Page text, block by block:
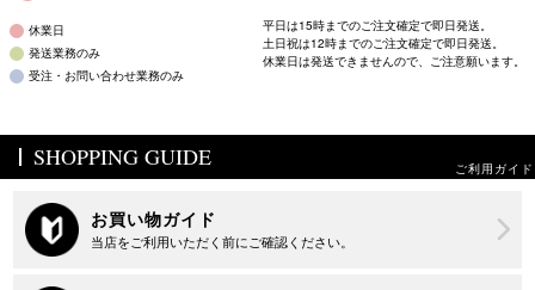
休業日
発送業務のみ
受注・お問い合わせ業務のみ
平日は15時までのご注文確定で即日発送。
土日祝は12時までのご注文確定で即日発送。
休業日は発送できませんので、ご注意願います。
SHOPPING GUIDE ご利用ガイド